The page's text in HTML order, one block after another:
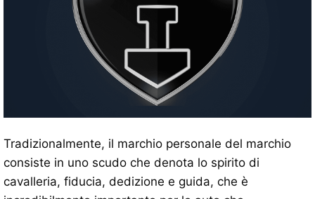
Tradizionalmente, il marchio personale del marchio
consiste in uno scudo che denota lo spirito di
cavalleria, fiducia, dedizione e guida, che è